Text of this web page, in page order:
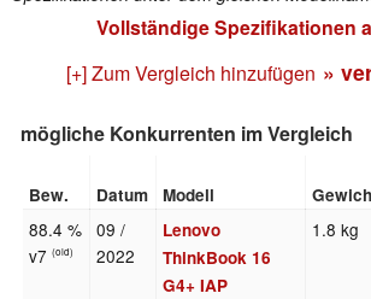
Vollständige Spezifikationen
[+] Zum Vergleich hinzufügen »
mögliche Konkurrenten im Vergleich
Bew. Datum Modell
88.4 %
v7(old)
09 /
2022
Lenovo
ThinkBook 16
G4+ IAP
1.8 kg